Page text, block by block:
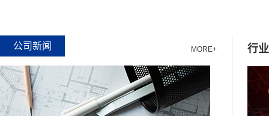
公司新闻 MORE+ 行